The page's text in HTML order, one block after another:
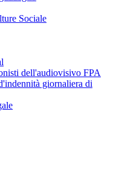
Sociale
dell'audiovisivo FPA
giornaliera di